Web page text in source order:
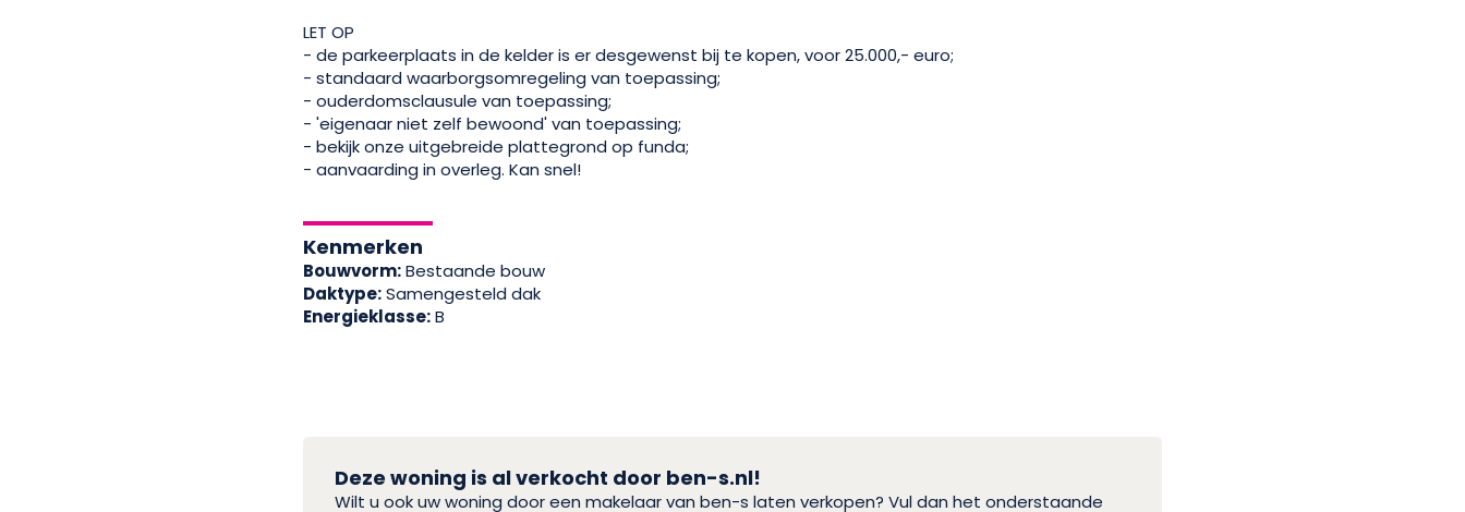
LET OP
- de parkeerplaats in de kelder is er desgewenst bij te kopen, voor 25.000,- euro;
- standaard waarborgsomregeling van toepassing;
- ouderdomsclausule van toepassing;
- 'eigenaar niet zelf bewoond' van toepassing;
- bekijk onze uitgebreide plattegrond op funda;
- aanvaarding in overleg. Kan snel!
Kenmerken
Bouwvorm:Bestaande bouw
Daktype:Samengesteld dak
Energieklasse:B
Deze woning is al verkocht door ben-s.nl!
Wilt u ook uw woning door een makelaar van ben-s laten verkopen? Vul dan het onderstaande